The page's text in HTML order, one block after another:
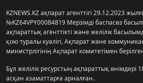
KZNEWS.KZ ақпарат агенттігі 29.12.2023
№KZ64VPY00084819 Мерзімді баспасөз
ақпараттық агенттікті және желілік
қою туралы куәлігі, Ақпарат және
министрлігінің Ақпарат комитетімен
Бұл желілік ресурстың ақпараттық өнімдері
асқан азаматтарға арналған.